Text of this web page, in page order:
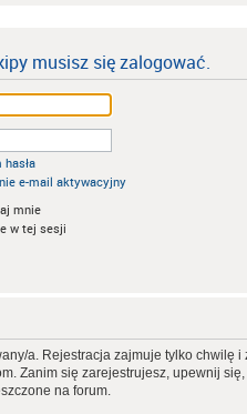
musisz się zalogować.
hasła
e-mail aktywacyjny
mnie
w tej sesji
a. Rejestracja zajmuje tylko chwilę
Zanim się zarejestrujesz, upewnij
na forum.